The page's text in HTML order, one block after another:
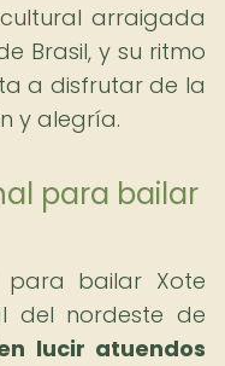
arraigada
Brasil, y su ritmo
a disfrutar de la
y alegría.
para bailar
para bailar Xote
del nordeste de
lucir atuendos